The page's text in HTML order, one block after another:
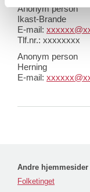
Anonym person
Ikast-Brande
E-mail:
Tlf.nr.: xxxxxxxx
Anonym person
Herning
E-mail:
Andre hjemmesider
Folketinget